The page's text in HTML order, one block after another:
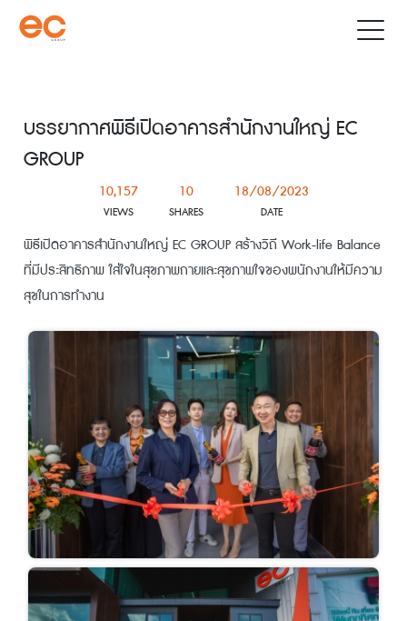
บรรยากาศพิธีเปิดอาคารสำนักงานใหญ่ EC
GROUP
10,157
VIEWS
10
SHARES
18/08/2023
DATE
พิธีเปิดอาคารสำนักงานใหญ่ EC GROUP สร้างวิถี Work-life Balance
ที่มีประสิทธิภาพ ใส่ใจในสุขภาพกายและสุขภาพใจของพนักงานให้มีความ
สุขในการทำงาน